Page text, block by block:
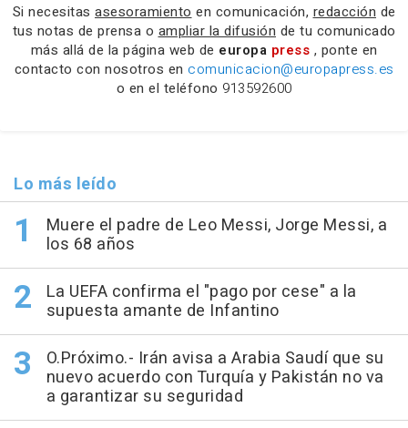
Si necesitas asesoramiento en comunicación, redacción de
tus notas de prensa o ampliar la difusión de tu comunicado
más allá de la página web de europa press , ponte en
contacto con nosotros en comunicacion@europapress.es
o en el teléfono 913592600
Lo más leído
Muere el padre de Leo Messi, Jorge Messi, a
los 68 años
La UEFA confirma el "pago por cese" a la
supuesta amante de Infantino
O.Próximo.- Irán avisa a Arabia Saudí que su
nuevo acuerdo con Turquía y Pakistán no va
a garantizar su seguridad